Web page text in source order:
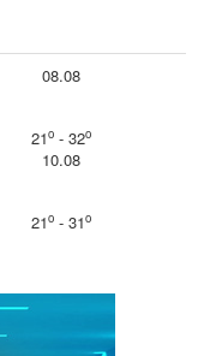
08.08
21o- 32o
10.08
21o- 31o